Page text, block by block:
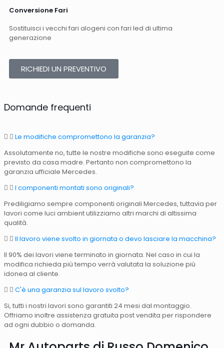
Conversione Fari​
Sostituisci i vecchi fari alogeni con fari led di ultima
generazione​
RICHIEDI UN PREVENTIVO
Domande frequenti
Le modifiche compromettono la garanzia?
Assolutamente no, tutte le nostre modifiche sono eseguite come
previsto da casa madre. Pertanto non compromettono la
garanzia ufficiale Mercedes.
I componenti montati sono originali?
Prediligiamo sempre componenti originali Mercedes, tuttavia per
lavori come luci ambient utilizziamo altri marchi di altissima
qualità.
Il lavoro viene svolto in giornata o devo lasciare la macchina?
Il 90% dei lavori viene terminato in giornata. Nel caso in cui la
modifica richieda più tempo verrà valutata la soluzione più
idonea al cliente.
C'è una garanzia sul lavoro svolto?
Si, tutti i nostri lavori sono garantiti 24 mesi dal montaggio.
Offriamo inoltre assistenza gratuita post vendita per rispondere
ad ogni dubbio o domanda.